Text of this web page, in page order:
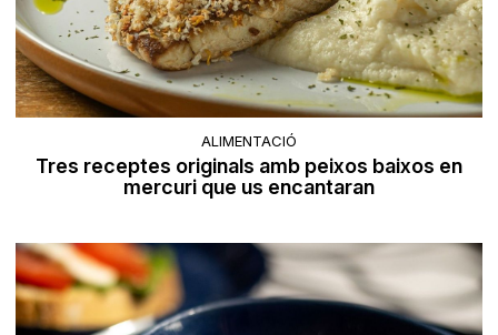
ALIMENTACIÓ
Tres receptes originals amb peixos baixos en
mercuri que us encantaran